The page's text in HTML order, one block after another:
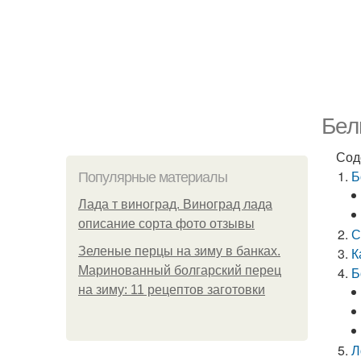
Популярные материалы
Лада т виноград. Виноград лада
описание сорта фото отзывы
Зеленые перцы на зиму в банках.
Маринованный болгарский перец
на зиму: 11 рецептов заготовки